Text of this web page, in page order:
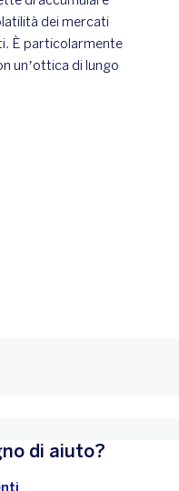
dei mercati
È particolarmente
un’ottica di lungo
di aiuto?